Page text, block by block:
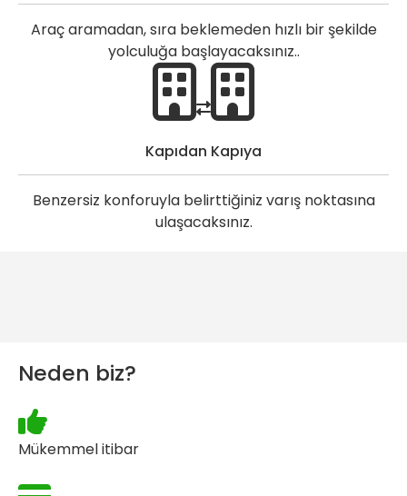
Araç aramadan, sıra beklemeden hızlı bir şekilde
yolculuğa başlayacaksınız..
Kapıdan Kapıya
Benzersiz konforuyla belirttiğiniz varış noktasına
ulaşacaksınız.
Neden biz?
Mükemmel itibar